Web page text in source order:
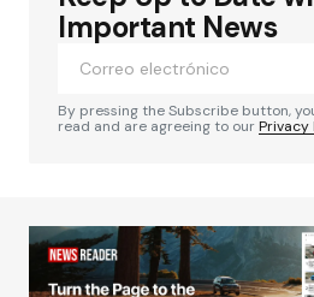
publicada.Los campos
marcados con*
Comentario*
Su nombre*
Important News
By pressing the Subscribe button,
read and are agreeing to ourPrivacy